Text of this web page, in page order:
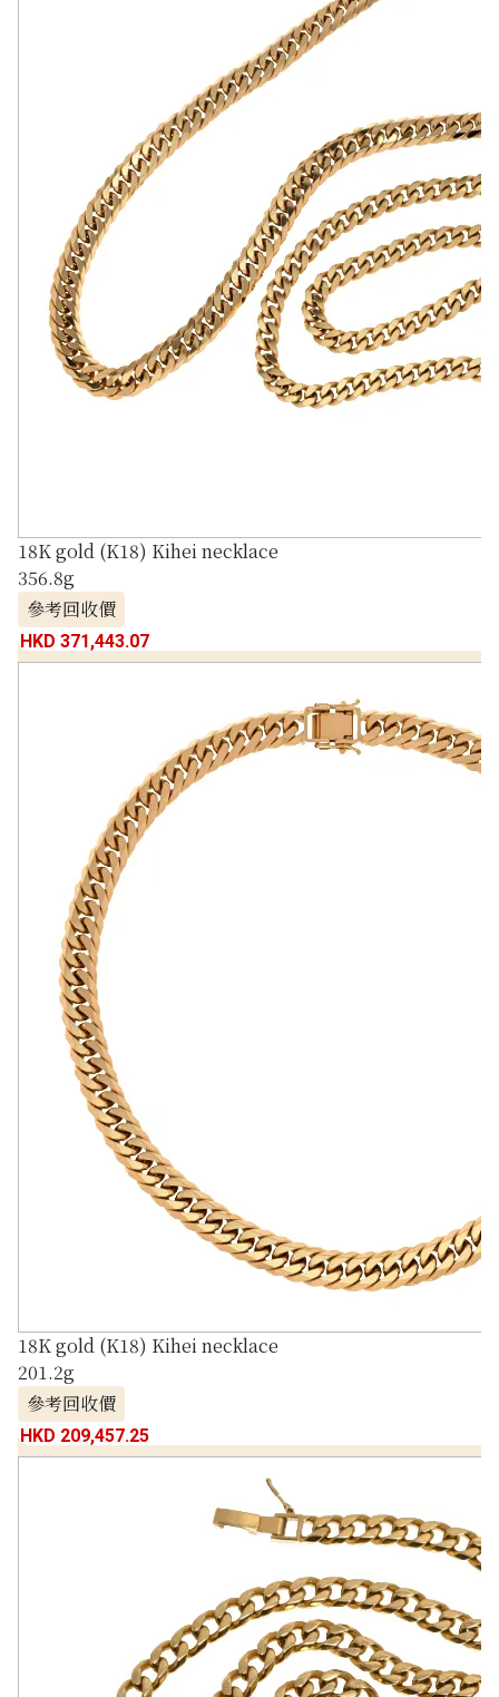
18K gold (K18) Kihei necklace
356.8g
參考回收價
HKD 371,443.07
18K gold (K18) Kihei necklace
201.2g
參考回收價
HKD 209,457.25